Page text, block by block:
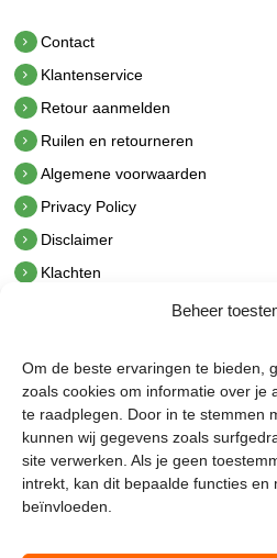
Beheer
Om de beste ervaringen te bieden,
zoals cookies om informatie over je
te raadplegen. Door in te stemmen
kunnen wij gegevens zoals
site verwerken. Als je geen
intrekt, kan dit bepaalde functies en
beïnvloeden.
Contact
Klantenservice
Retour aanmelden
Ruilen en retourneren
Algemene voorwaarden
Privacy Policy
Disclaimer
Klachten
hetindustriehuis B.V.
De Hoek 1 1601 MR Enkhuizen
t.0228 53 00 40
e.info@hetindustriehuis.com
KVK 51483904
BTW NL850044522B01